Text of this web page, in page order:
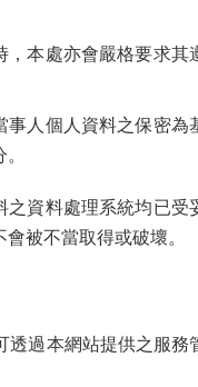
本處亦會嚴格要求其
人個人資料之保密為
資料處理系統均已受
被不當取得或破壞。
過本網站提供之服務